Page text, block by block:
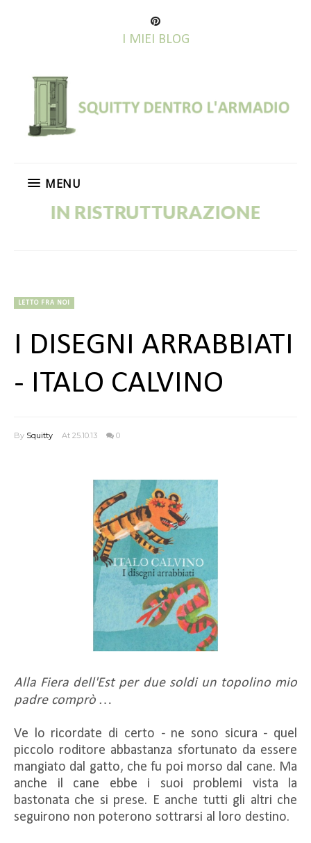
I MIEI BLOG
MENU
IN RISTRUTTURAZIONE!
LETTO FRA NOI
I DISEGNI ARRABBIATI
- ITALO CALVINO
By Squitty At 25.10.13 0
Alla Fiera dell'Est per due soldi un topolino mio
padre comprò …
Ve lo ricordate di certo - ne sono sicura - quel
piccolo roditore abbastanza sfortunato da essere
mangiato dal gatto, che fu poi morso dal cane. Ma
anche il cane ebbe i suoi problemi vista la
bastonata che si prese. E anche tutti gli altri che
seguirono non poterono sottrarsi al loro destino.